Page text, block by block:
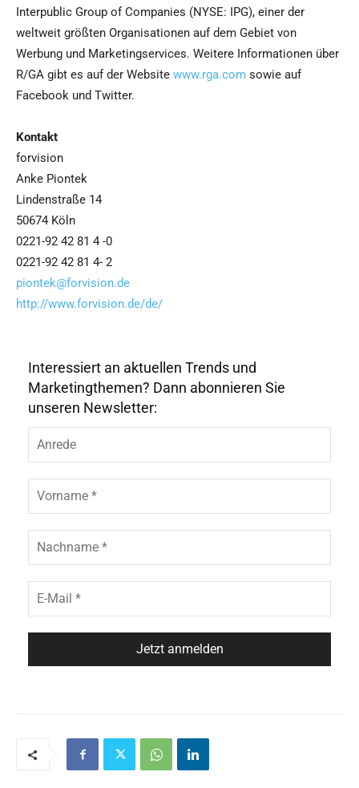
Interpublic Group of Companies (NYSE: IPG), einer der
weltweit größten Organisationen auf dem Gebiet von
Werbung und Marketingservices. Weitere Informationen über
R/GA gibt es auf der Website www.rga.com sowie auf
Facebook und Twitter.
Kontakt
forvision
Anke Piontek
Lindenstraße 14
50674 Köln
0221-92 42 81 4 -0
0221-92 42 81 4- 2
piontek@forvision.de
http://www.forvision.de/de/
Interessiert an aktuellen Trends und
Marketingthemen? Dann abonnieren Sie
unseren Newsletter: